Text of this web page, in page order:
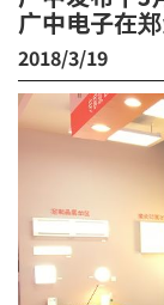
广中电子在
2018/3/19